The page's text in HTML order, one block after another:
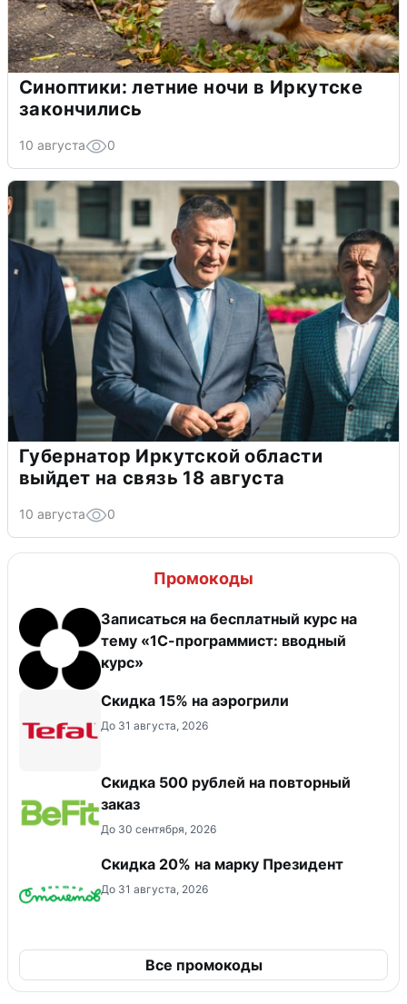
Синоптики: летние ночи в Иркутске
закончились
10 августа 0
Губернатор Иркутской области
выйдет на связь 18 августа
10 августа 0
Промокоды
Записаться на бесплатный курс на
тему «1С-программист: вводный
курс»
Скидка 15% на аэрогрили
До 31 августа, 2026
Скидка 500 рублей на повторный
заказ
До 30 сентября, 2026
Скидка 20% на марку Президент
До 31 августа, 2026
Все промокоды